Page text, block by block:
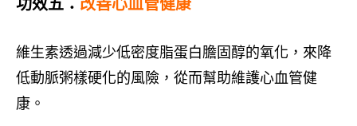
維生素透過減少低密度脂蛋白膽固醇的氧化，來降
低動脈粥樣硬化的風險，從而幫助維護心血管健
康。